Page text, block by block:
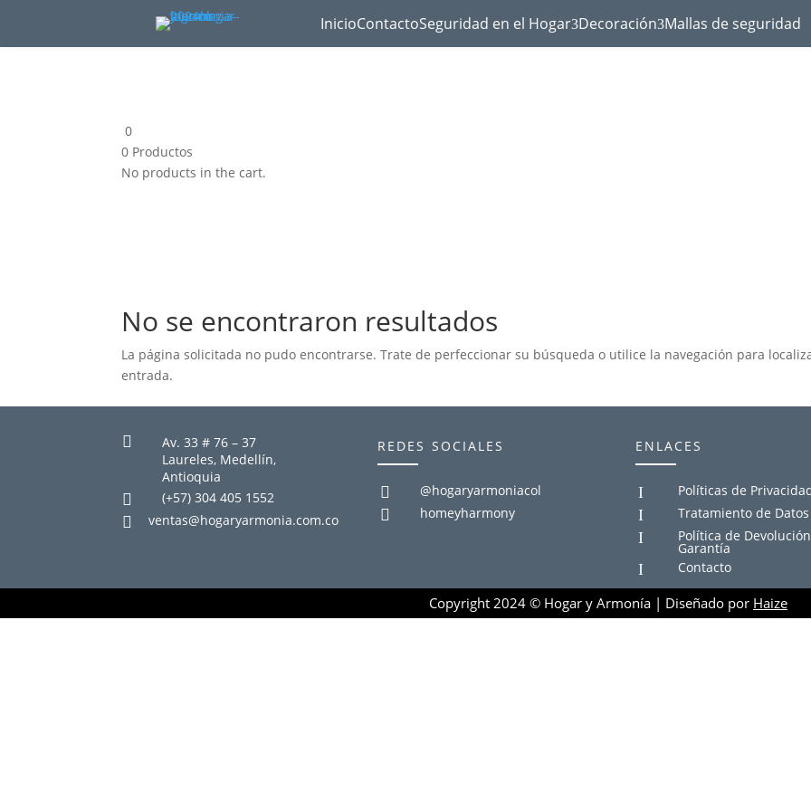
InicioContactoSeguridad en el Hogar3Decoración3Mallas de seguridad
0
0 Productos
No products in the cart.
No se encontraron resultados
La página solicitada no pudo encontrarse. Trate de perfeccionar su búsqueda o utilice la navegación para
entrada.

Av. 33 # 76 – 37
Laureles, Medellín,
Antioquia
 (+57) 304 405 1552
 ventas@hogaryarmonia.com.co
redes sociales
 @hogaryarmoniacol
 homeyharmony
enlaces
I Políticas de
I Tratamiento de Datos
I Política de
Garantía
I Contacto
Copyright 2024​ © Hogar y Armonía | Diseñado por Haize